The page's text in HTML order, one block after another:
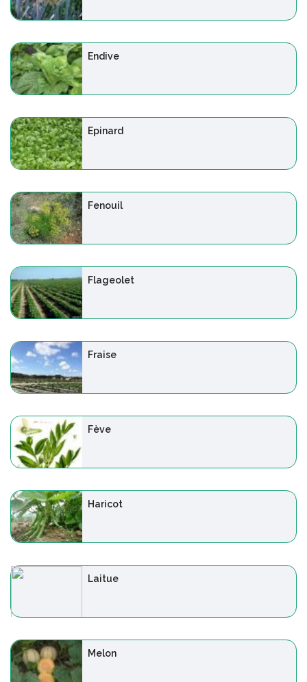
Endive
Epinard
Fenouil
Flageolet
Fraise
Fève
Haricot
Laitue
Melon